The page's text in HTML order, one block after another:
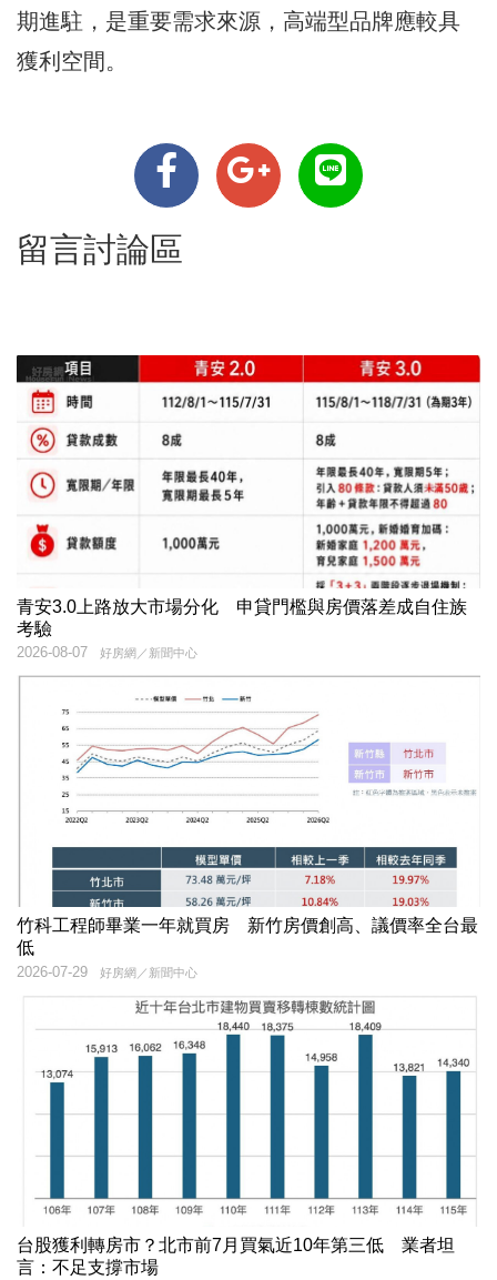
期進駐，是重要需求來源，高端型品牌應較具
獲利空間。
留言討論區
青安3.0上路放大市場分化 申貸門檻與房價落差成自住族
考驗
好房網／新聞中心
2026-08-07
竹科工程師畢業一年就買房 新竹房價創高、議價率全台最
低
好房網／新聞中心
2026-07-29
台股獲利轉房市？北市前7月買氣近10年第三低 業者坦
言：不足支撐市場